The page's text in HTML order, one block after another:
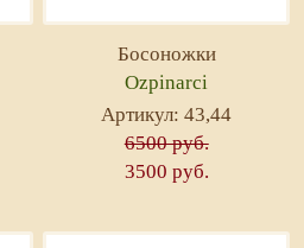
Босоножки
Ozpinarci
Артикул: 43,44
6500 руб.
3500 руб.